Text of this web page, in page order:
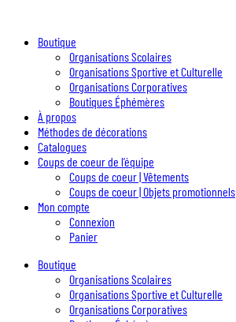
Boutique
Organisations Scolaires
Organisations Sportive et Culturelle
Organisations Corporatives
Boutiques Éphémères
À propos
Méthodes de décorations
Catalogues
Coups de coeur de l’équipe
Coups de coeur | Vêtements
Coups de coeur | Objets promotionnels
Mon compte
Connexion
Panier
Boutique
Organisations Scolaires
Organisations Sportive et Culturelle
Organisations Corporatives